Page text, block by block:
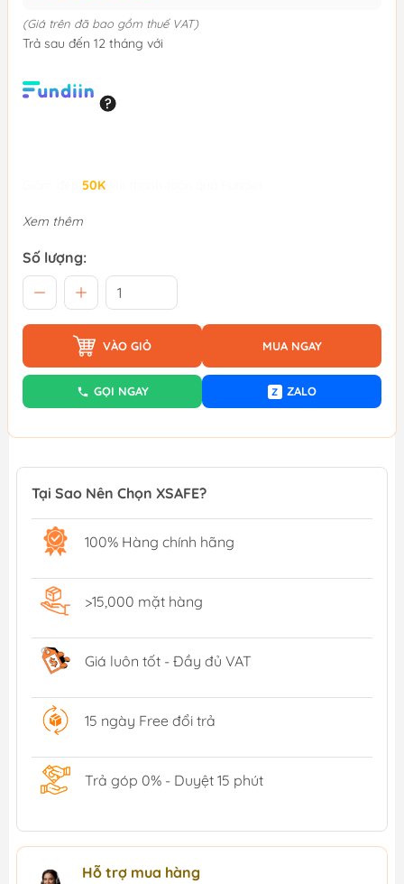
(Giá trên đã bao gồm thuế VAT)
Trả sau đến 12 tháng với
50K
Xem thêm
Số lượng:
VÀO GIỎ MUA NGAY
GỌI NGAY Z ZALO
Tại Sao Nên Chọn XSAFE?
100% Hàng chính hãng
>15,000 mặt hàng
Giá luôn tốt - Đầy đủ VAT
15 ngày Free đổi trả
Trả góp 0% - Duyệt 15 phút
Hỗ trợ mua hàng